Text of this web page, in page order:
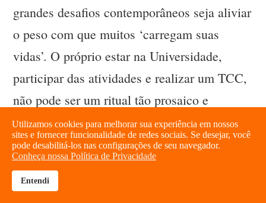
grandes desafios contemporâneos seja aliviar
o peso com que muitos ‘carregam suas
vidas’. O próprio estar na Universidade,
participar das atividades e realizar um TCC,
não pode ser um ritual tão prosaico e
cansativo. Isso não significa ignorar a
excelência acadêmica e a consistência de
nossos fazeres, porém, como podemos
compor qualidade com um pouco mais de
brightness_high
Utilizamos cookies para melhorar sua experiência em nossos
sites e fornecer funcionalidade de redes sociais. Se desejar, você
pode desabilitá-los nas configurações de seu navegador.
Conheça nossa Política de Privacidade
Entendi